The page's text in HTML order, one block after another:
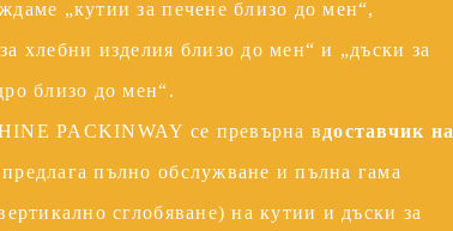
„кутии за печене близо до мен“,
хлебни изделия близо до мен“ и „дъски за
близо до мен“.
PACKINWAY се превърна вдоставчик на
предлага пълно обслужване и пълна гама
сглобяване) на кутии и дъски за